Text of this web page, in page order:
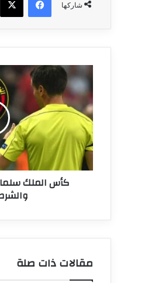
شاركها
كأس
الملك
سلمان:
حكم
مباراة
الترجي
والشرطة
العراقي
كأس الملك
مقالات ذات صلة